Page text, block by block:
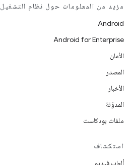
مزيد من المعلومات حول نظام التشغيل ANDROID
Android
Android for Enterprise
الأمان
المصدر
الأخبار
المدوّنة
ملفات بودكاست
استكشاف
ألعاب فيديو